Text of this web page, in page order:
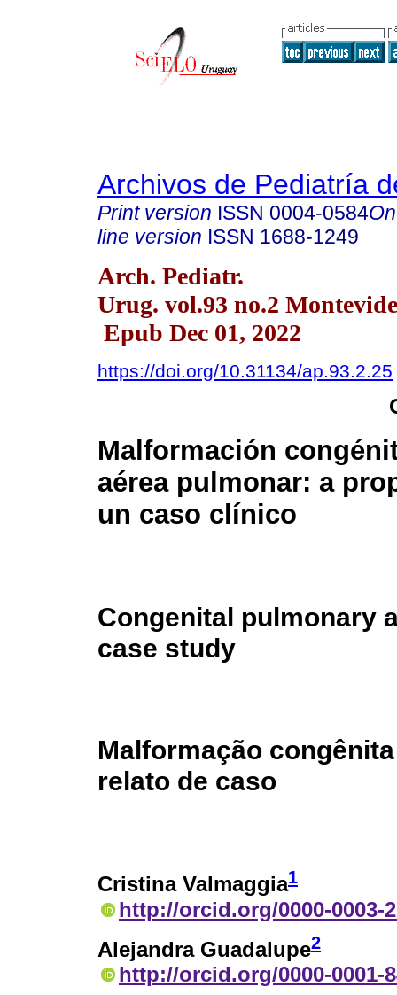
Archivos de Pediatría
Print version ISSN 0004-0584
line version ISSN 1688-1249
Arch. Pediatr.
Urug. vol.93 no.2
Epub Dec 01, 2022
https://doi.org/10.31134/ap.93.2.25
Malformación
aérea pulmonar: a
un caso clínico
Congenital pulmonary
case study
Malformação
relato de caso
Cristina Valmaggia1
http://orcid.org/0000-0003-
Alejandra Guadalupe2
http://orcid.org/0000-0001-